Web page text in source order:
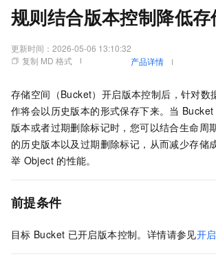
规则结合版本控制降低
更新时间： 2026-05-06 13:10:32
复制 MD 格式
产品详情
存储空间（Bucket）开启版本控制后，针对数
作将会以历史版本的形式保存下来。当 Bucket
版本或者过期删除标记时，您可以结合生命周
的历史版本以及过期删除标记，从而减少存储
举 Object 的性能。
前提条件
目标 Bucket 已开启版本控制。详情请参见开